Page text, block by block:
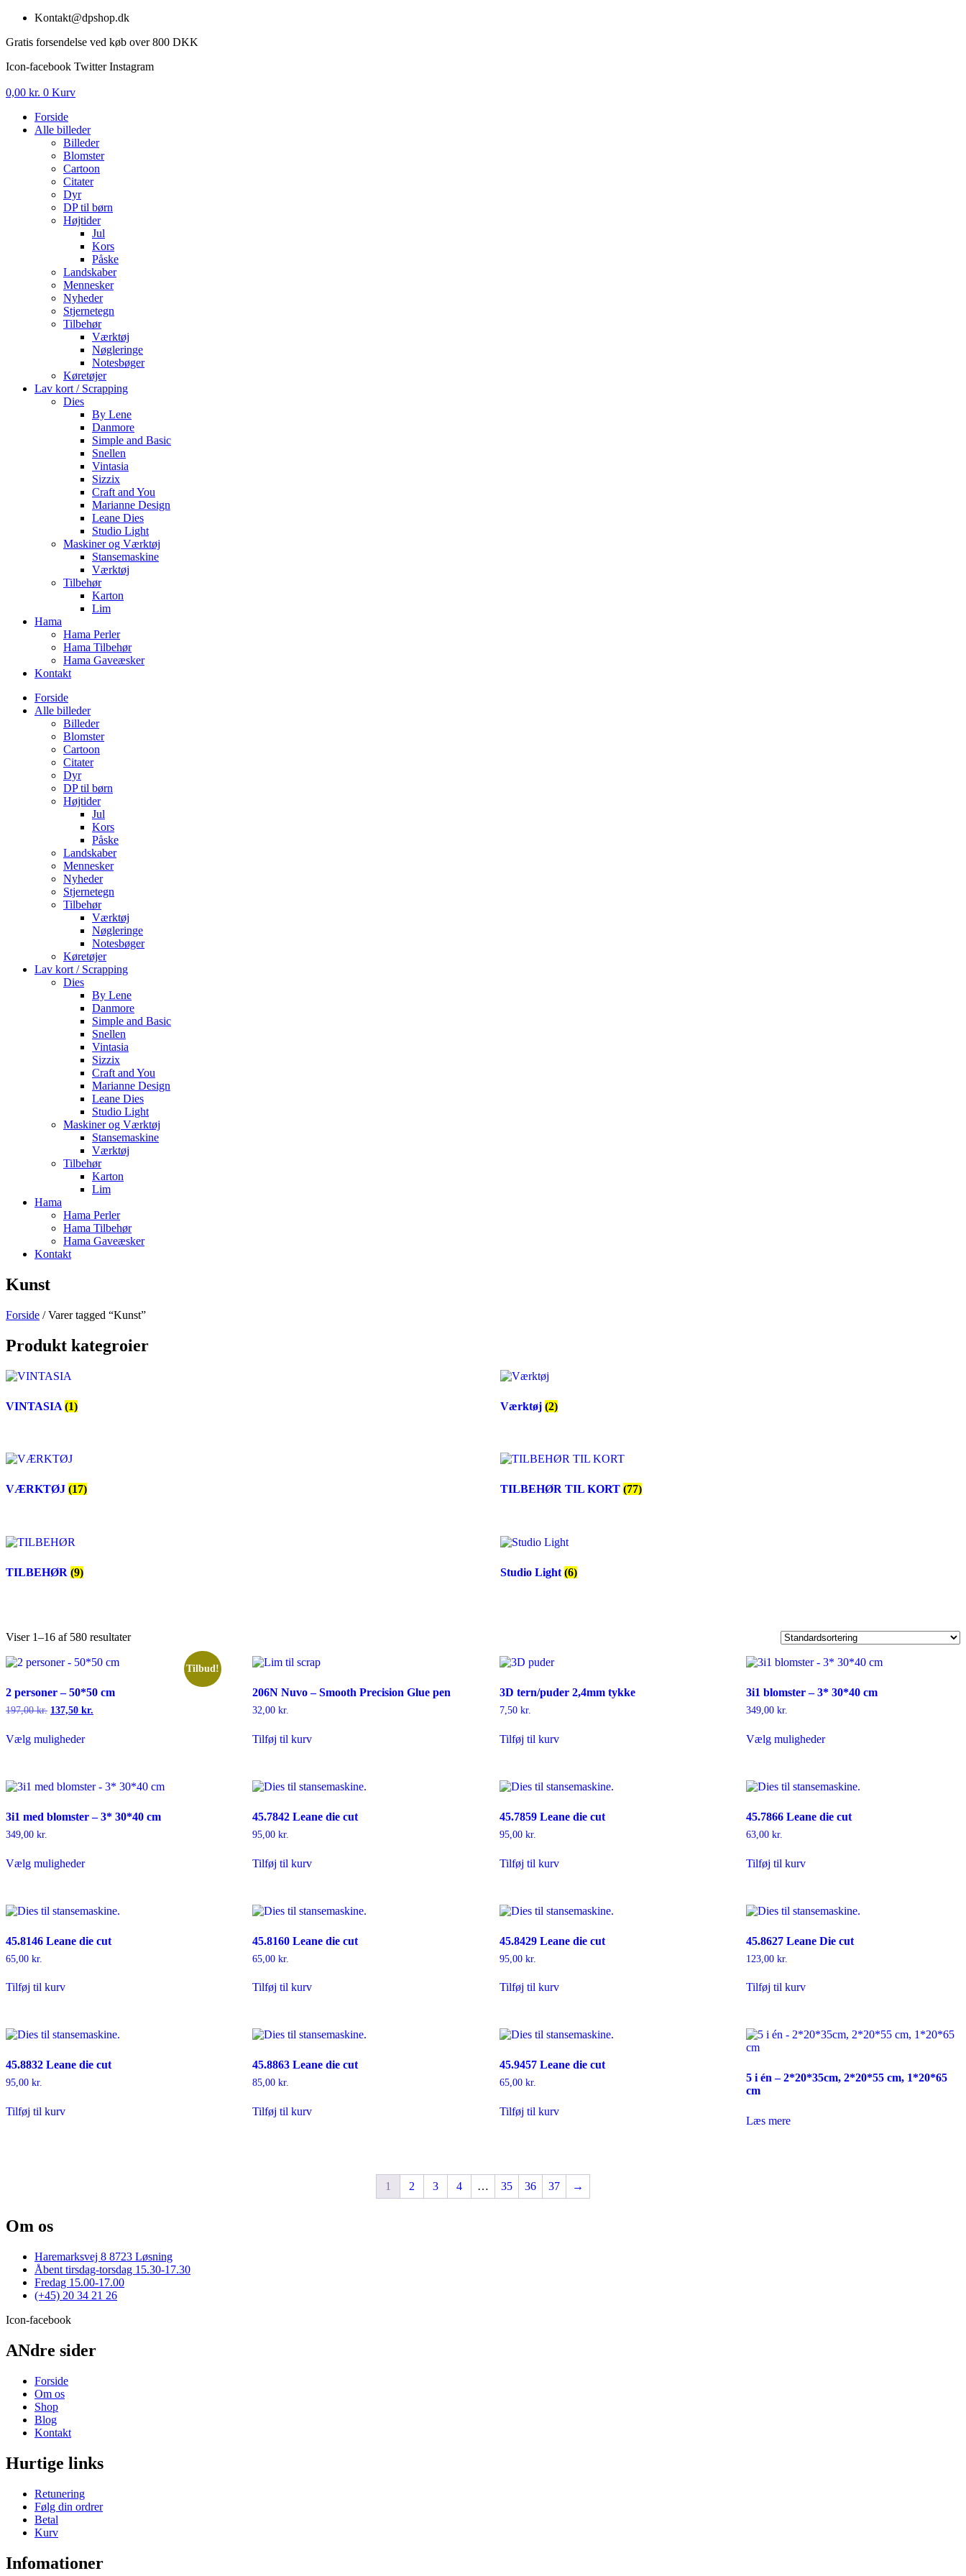
Videre
indhold
Kontakt@dpshop.dk
Gratis forsendelse ved køb over 800 DKK
Icon-facebook Twitter Instagram
0,00 kr. 0 Kurv
Forside
Alle billeder
Billeder
Blomster
Cartoon
Citater
Dyr
DP til børn
Højtider
Jul
Kors
Påske
Landskaber
Mennesker
Nyheder
Stjernetegn
Tilbehør
Værktøj
Nøgleringe
Notesbøger
Køretøjer
Lav kort / Scrapping
Dies
By Lene
Danmore
Simple and Basic
Snellen
Vintasia
Sizzix
Craft and You
Marianne Design
Leane Dies
Studio Light
Maskiner og Værktøj
Stansemaskine
Værktøj
Tilbehør
Karton
Lim
Hama
Hama Perler
Hama Tilbehør
Hama Gaveæsker
Kontakt
Forside
Alle billeder
Billeder
Blomster
Cartoon
Citater
Dyr
DP til børn
Højtider
Jul
Kors
Påske
Landskaber
Mennesker
Nyheder
Stjernetegn
Tilbehør
Værktøj
Nøgleringe
Notesbøger
Køretøjer
Lav kort / Scrapping
Dies
By Lene
Danmore
Simple and Basic
Snellen
Vintasia
Sizzix
Craft and You
Marianne Design
Leane Dies
Studio Light
Maskiner og Værktøj
Stansemaskine
Værktøj
Tilbehør
Karton
Lim
Hama
Hama Perler
Hama Tilbehør
Hama Gaveæsker
Kontakt
Kunst
Forside / Varer tagged “Kunst”
Produkt kategroier
VINTASIA (1) Værktøj (2)
VÆRKTØJ (17) TILBEHØR TIL KORT (77)
TILBEHØR (9) Studio Light (6)
Viser 1–16 af 580 resultater
Tilbud!
2 personer – 50*50 cm
197,00kr. Den
pris
var:
137,50 kr.
Vælg mulighedervare
Mulighederne
vælges
206N Nuvo – Smooth Precision Glue pen
32,00kr.
Tilføj til kurv
3D tern/puder 2,4mm tykke
7,50 kr.
Tilføj til kurv
3i1 blomster – 3* 30*40 cm
349,00 kr.
Vælg mulighedervare
Mulighederne
vælges
3i1 med blomster – 3* 30*40 cm
349,00 kr.
Vælg mulighedervare
Mulighederne
vælges
45.7842 Leane die cut
95,00kr.
Tilføj til kurv
45.7859 Leane die cut
95,00 kr.
Tilføj til kurv
45.7866 Leane die cut
63,00 kr.
Tilføj til kurv
45.8146 Leane die cut
65,00 kr.
Tilføj til kurv
45.8160 Leane die cut
65,00kr.
Tilføj til kurv
45.8429 Leane die cut
95,00 kr.
Tilføj til kurv
45.8627 Leane Die cut
123,00 kr.
Tilføj til kurv
45.8832 Leane die cut
95,00 kr.
Tilføj til kurv
45.8863 Leane die cut
85,00kr.
Tilføj til kurv
45.9457 Leane die cut
65,00 kr.
Tilføj til kurv
5 i én – 2*20*35cm, 2*20*55 cm, 1*20*65
cm
Læs mere
1 2 3 4 … 35 36 37 →
Om os
Haremarksvej 8 8723 Løsning
Åbent tirsdag-torsdag 15.30-17.30
Fredag 15.00-17.00
(+45) 20 34 21 26
Icon-facebook
ANdre sider
Forside
Om os
Shop
Blog
Kontakt
Hurtige links
Retunering
Følg din ordrer
Betal
Kurv
Infomationer